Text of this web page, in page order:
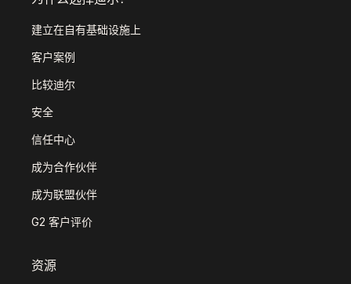
建立在自有基础设施上
客户案例
比较迪尔
安全
信任中心
成为合作伙伴
成为联盟伙伴
G2 客户评价
资源